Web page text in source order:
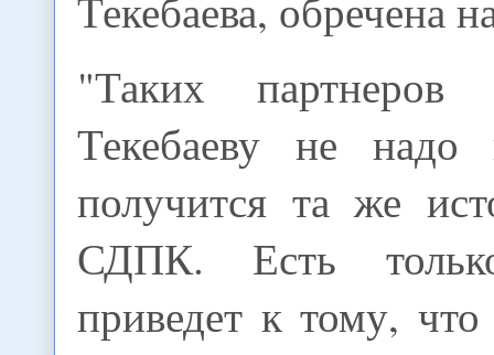
"Таких
Текебаеву не
получится та же
СДПК. Есть
приведет к тому,